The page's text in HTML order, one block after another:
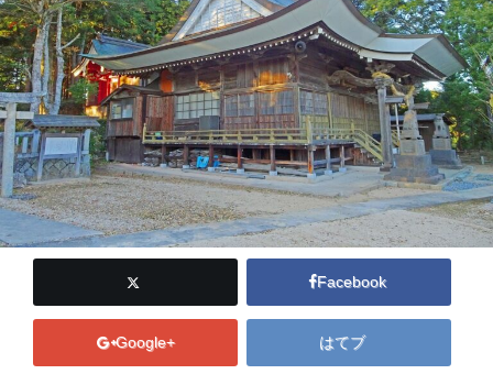
Facebook
Google+ はてブ